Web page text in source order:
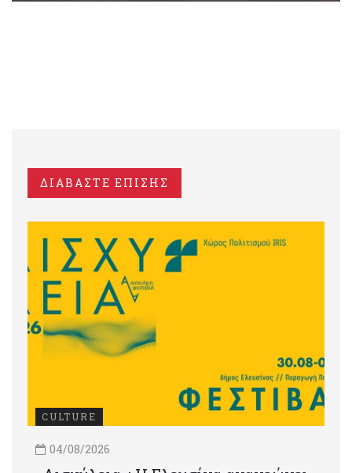
ΔΙΑΒΑΣΤΕ ΕΠΙΣΗΣ
CULTURE
04/08/2026